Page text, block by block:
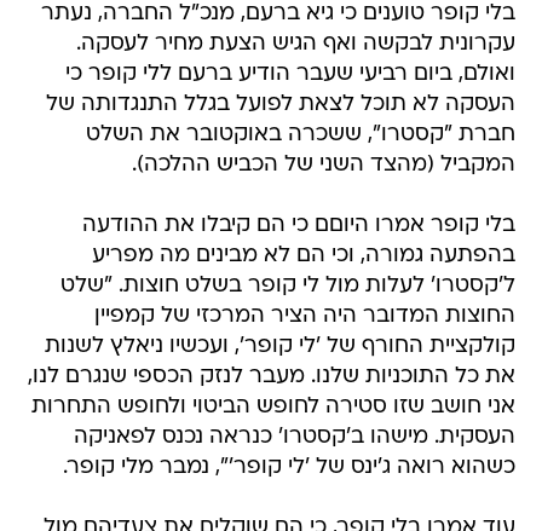
בלי קופר טוענים כי גיא ברעם, מנכ"ל החברה, נעתר
עקרונית לבקשה ואף הגיש הצעת מחיר לעסקה.
ואולם, ביום רביעי שעבר הודיע ברעם ללי קופר כי
העסקה לא תוכל לצאת לפועל בגלל התנגדותה של
חברת "קסטרו", ששכרה באוקטובר את השלט
המקביל (מהצד השני של הכביש ההלכה).
בלי קופר אמרו היוםם כי הם קיבלו את ההודעה
בהפתעה גמורה, וכי הם לא מבינים מה מפריע
ל'קסטרו' לעלות מול לי קופר בשלט חוצות. "שלט
החוצות המדובר היה הציר המרכזי של קמפיין
קולקציית החורף של 'לי קופר', ועכשיו ניאלץ לשנות
את כל התוכניות שלנו. מעבר לנזק הכספי שנגרם לנו,
אני חושב שזו סטירה לחופש הביטוי ולחופש התחרות
העסקית. מישהו ב'קסטרו' כנראה נכנס לפאניקה
כשהוא רואה ג'ינס של 'לי קופר'", נמבר מלי קופר.